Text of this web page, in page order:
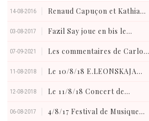
14-08-2016 Renaud Capuçon et Kathia...
03-08-2017 Fazil Say joue en bis le...
07-09-2021 Les commentaires de Carlo...
11-08-2018 Le 10/8/18 E.LEONSKAJA...
12-08-2018 Le 11/8/18 Concert de...
06-08-2017 4/8/17 Festival de Musique...